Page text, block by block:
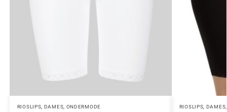
RIOSLIPS, DAMES, ONDERMODE RIOSLIPS, DAMES